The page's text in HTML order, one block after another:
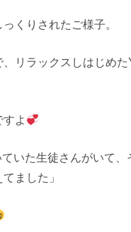
くりされたご様子。
リラックスしはじめ
よ
いた生徒さんがいて
ました」